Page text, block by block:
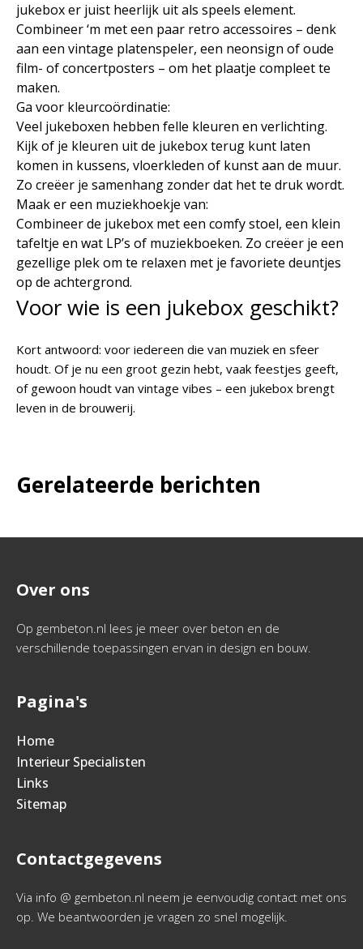
jukebox er juist heerlijk uit als speels element.
Combineer ‘m met een paar retro accessoires – denk
aan een vintage platenspeler, een neonsign of oude
film- of concertposters – om het plaatje compleet te
maken.
Ga voor kleurcoördinatie:
Veel jukeboxen hebben felle kleuren en verlichting.
Kijk of je kleuren uit de jukebox terug kunt laten
komen in kussens, vloerkleden of kunst aan de muur.
Zo creëer je samenhang zonder dat het te druk wordt.
Maak er een muziekhoekje van:
Combineer de jukebox met een comfy stoel, een klein
tafeltje en wat LP’s of muziekboeken. Zo creëer je een
gezellige plek om te relaxen met je favoriete deuntjes
op de achtergrond.
Voor wie is een jukebox geschikt?
Kort antwoord: voor iedereen die van muziek en sfeer
houdt. Of je nu een groot gezin hebt, vaak feestjes geeft,
of gewoon houdt van vintage vibes – een jukebox brengt
leven in de brouwerij.
Gerelateerde berichten
Over ons
Op gembeton.nl lees je meer over beton en de
verschillende toepassingen ervan in design en bouw.
Pagina's
Home
Interieur Specialisten
Links
Sitemap
Contactgegevens
Via info @ gembeton.nl neem je eenvoudig contact met ons
op. We beantwoorden je vragen zo snel mogelijk.